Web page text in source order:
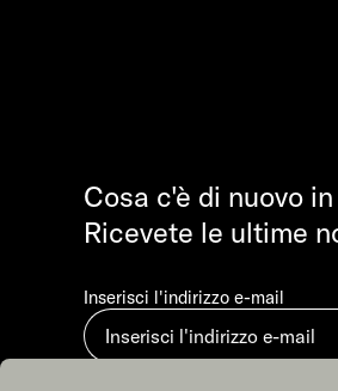
Cosa c'è di nuovo
Ricevete le ultime
Inserisci l'indirizzo e-mail